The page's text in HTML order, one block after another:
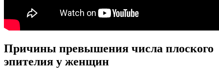
Причины превышения числа плоского
эпителия у женщин